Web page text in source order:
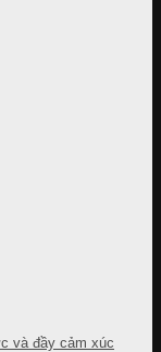
và đầy cảm xúc